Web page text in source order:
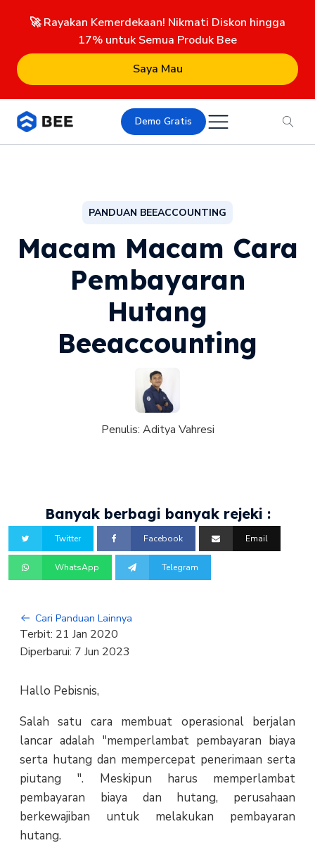
🚀 Rayakan Kemerdekaan! Nikmati Diskon hingga
17% untuk Semua Produk Bee
Saya Mau
Demo Gratis
PANDUAN BEEACCOUNTING
Macam Macam Cara
Pembayaran
Hutang
Beeaccounting
Penulis: Aditya Vahresi
Banyak berbagi banyak rejeki :
Twitter Facebook Email
WhatsApp Telegram
Cari Panduan Lainnya
Terbit: 21 Jan 2020
Diperbarui: 7 Jun 2023
Hallo Pebisnis,
Salah satu cara membuat operasional berjalan
lancar adalah "memperlambat pembayaran biaya
serta hutang dan mempercepat penerimaan serta
piutang ". Meskipun harus memperlambat
pembayaran biaya dan hutang, perusahaan
berkewajiban untuk melakukan pembayaran
hutang.